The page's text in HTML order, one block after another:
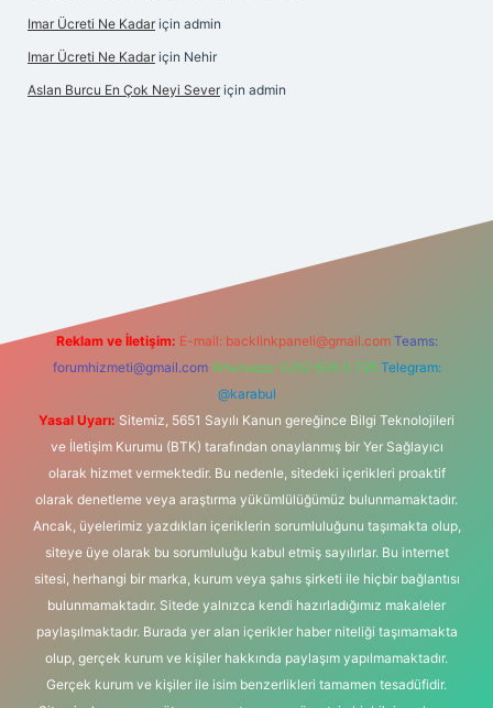
Imar Ücreti Ne Kadar için admin
Imar Ücreti Ne Kadar için Nehir
Aslan Burcu En Çok Neyi Sever için admin
elexbetgiris.org
Reklam ve İletişim: E-mail: backlinkpaneli@gmail.com Teams:
forumhizmeti@gmail.com Whatsapp: 0262 606 0 726 Telegram:
@karabul
Yasal Uyarı: Sitemiz, 5651 Sayılı Kanun gereğince Bilgi Teknolojileri
ve İletişim Kurumu (BTK) tarafından onaylanmış bir Yer Sağlayıcı
olarak hizmet vermektedir. Bu nedenle, sitedeki içerikleri proaktif
olarak denetleme veya araştırma yükümlülüğümüz bulunmamaktadır.
Ancak, üyelerimiz yazdıkları içeriklerin sorumluluğunu taşımakta olup,
siteye üye olarak bu sorumluluğu kabul etmiş sayılırlar. Bu internet
sitesi, herhangi bir marka, kurum veya şahıs şirketi ile hiçbir bağlantısı
bulunmamaktadır. Sitede yalnızca kendi hazırladığımız makaleler
paylaşılmaktadır. Burada yer alan içerikler haber niteliği taşımamakta
olup, gerçek kurum ve kişiler hakkında paylaşım yapılmamaktadır.
Gerçek kurum ve kişiler ile isim benzerlikleri tamamen tesadüfidir.